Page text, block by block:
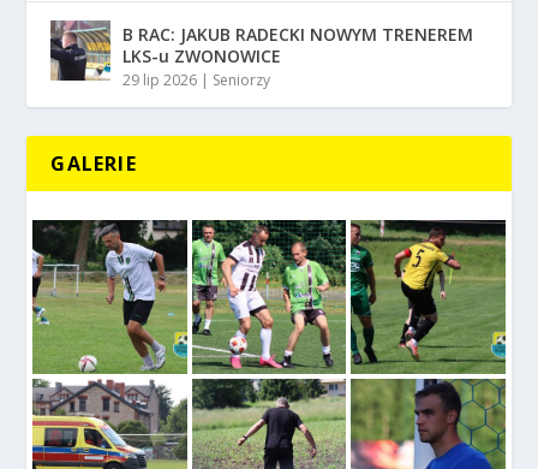
B RAC: JAKUB RADECKI NOWYM TRENEREM
LKS-u ZWONOWICE
29 lip 2026 | Seniorzy
GALERIE